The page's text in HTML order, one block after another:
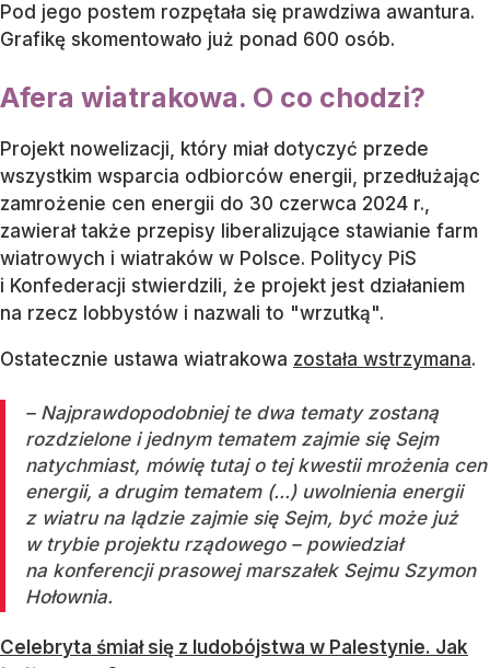
Pod jego postem rozpętała się prawdziwa awantura.
Grafikę skomentowało już ponad 600 osób.
Afera wiatrakowa. O co chodzi?
Projekt nowelizacji, który miał dotyczyć przede
wszystkim wsparcia odbiorców energii, przedłużając
zamrożenie cen energii do 30 czerwca 2024 r.,
zawierał także przepisy liberalizujące stawianie farm
wiatrowych i wiatraków w Polsce. Politycy PiS
i Konfederacji stwierdzili, że projekt jest działaniem
na rzecz lobbystów i nazwali to "wrzutką".
Ostatecznie ustawa wiatrakowa została wstrzymana.
– Najprawdopodobniej te dwa tematy zostaną
rozdzielone i jednym tematem zajmie się Sejm
natychmiast, mówię tutaj o tej kwestii mrożenia cen
energii, a drugim tematem (...) uwolnienia energii
z wiatru na lądzie zajmie się Sejm, być może już
w trybie projektu rządowego – powiedział
na konferencji prasowej marszałek Sejmu Szymon
Hołownia.
Celebryta śmiał się z ludobójstwa w Palestynie. Jak